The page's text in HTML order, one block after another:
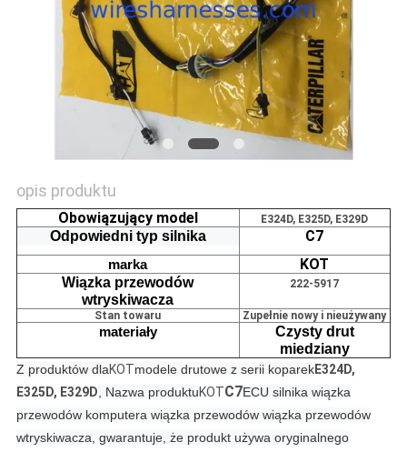
opis produktu
Obowiązujący model E324D, E325D, E329D
Odpowiedni typ silnika C7
marka KOT
Wiązka przewodów
wtryskiwacza
222-5917
Stan towaru Zupełnie nowy i nieużywany
materiały
Czysty drut
miedziany
Z produktów dlaKOTmodele drutowe z serii koparekE324D,
E325D, E329D, Nazwa produktuKOTC7ECU silnika wiązka
przewodów komputera wiązka przewodów wiązka przewodów
wtryskiwacza, gwarantuje, że produkt używa oryginalnego